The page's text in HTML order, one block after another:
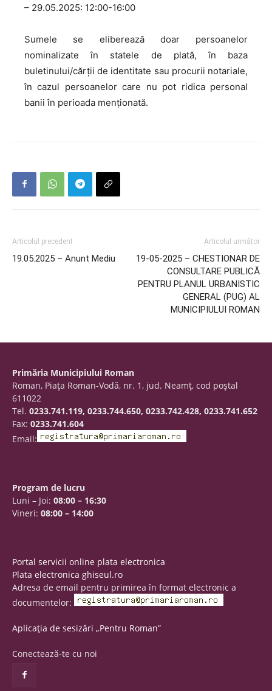
– 29.05.2025: 12:00-16:00
Sumele se eliberează doar persoanelor
nominalizate în statele de plată, în baza
buletinului/cărții de identitate sau procurii notariale,
în cazul persoanelor care nu pot ridica personal
banii în perioada menționată.
Articolul precedent
19.05.2025 – Anunt Mediu
Articolul următor
19-05-2025 – CHESTIONAR DE
CONSULTARE PUBLICĂ
PENTRU PLANUL URBANISTIC
GENERAL (PUG) AL
MUNICIPIULUI ROMAN
Primăria Municipiului Roman
Roman, Piaţa Roman-Vodă, nr. 1, jud. Neamţ, cod poştal
611022
Tel. 0233.741.119, 0233.744.650, 0233.742.428, 0233.741.652
Fax: 0233.741.604
Email:
Program de lucru
Luni – Joi: 08:00 – 16:30
Vineri: 08:00 – 14:00
Portal servicii online plata electronica
Plata electronica ghiseul.ro
Adresa de email pentru primirea în format electronic a
documentelor:
Aplicația de sesizări „Pentru Roman”
Conectează-te cu noi